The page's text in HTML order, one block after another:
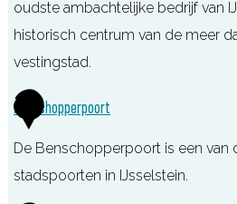
a
n
s
K
r
u
d
e
n
r
i
s
c
h
S
t
oudste ambachtelijke bedrijf van
historisch centrum van de meer
vestingstad.
K
o
r
e
7Benschopperpoort
De Benschopperpoort is een van
stadspoorten in IJsselstein.